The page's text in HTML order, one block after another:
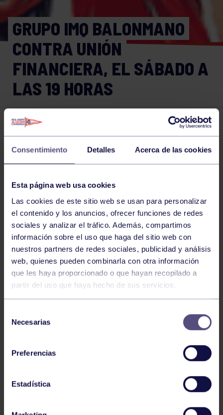
Consentimiento Detalles Acerca de las cookies
Esta página web usa cookies
Las cookies de este sitio web se usan para personalizar
el contenido y los anuncios, ofrecer funciones de redes
sociales y analizar el tráfico. Además, compartimos
información sobre el uso que haga del sitio web con
nuestros partners de redes sociales, publicidad y análisis
web, quienes pueden combinarla con otra información
que les haya proporcionado o que hayan recopilado a
partir del uso que haya hecho de sus servicios.
Necesarias
Preferencias
Estadística
GRUPO IMQ BALONMANO
CONTRA UNIÓN
FINANCIERA, EL SÁBADO A
LAS 19 HORAS
Comparte
NOTICIAS RELACIONADAS
Balonmano 25 May 2026
LEO CARDELI, CONVOCADO CON